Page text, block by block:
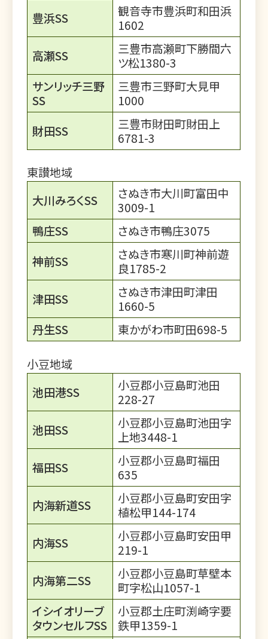
豊浜SS
観音寺市豊浜町和田浜
1602
高瀬SS
三豊市高瀬町下勝間六
ツ松1380-3
サンリッチ三野
SS
三豊市三野町大見甲
1000
財田SS
三豊市財田町財田上
6781-3
東讃地域
大川みろくSS
さぬき市大川町富田中
3009-1
鴨庄SS
さぬき市鴨庄3075
神前SS
さぬき市寒川町神前遊
良1785-2
津田SS
さぬき市津田町津田
1660-5
丹生SS
東かがわ市町田698-5
小豆地域
池田港SS
小豆郡小豆島町池田
228-27
池田SS
小豆郡小豆島町池田字
上地3448-1
福田SS
小豆郡小豆島町福田
635
内海新道SS
小豆郡小豆島町安田字
植松甲144-174
内海SS
小豆郡小豆島町安田甲
219-1
内海第二SS
小豆郡小豆島町草壁本
町字松山1057-1
イシイオリーブ
タウンセルフSS
小豆郡土庄町渕崎字要
鉄甲1359-1